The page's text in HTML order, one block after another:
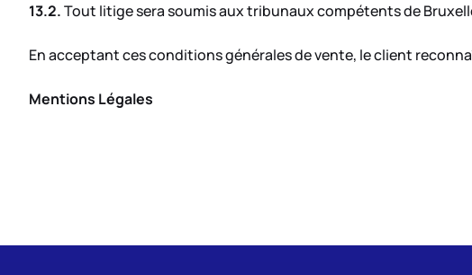
13.2.Tout litige sera soumis aux tribunaux compétents de
En acceptant ces conditions générales de vente, le client
Mentions Légales